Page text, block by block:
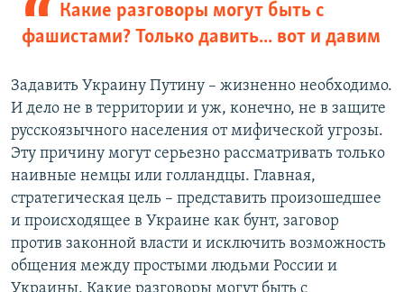
Какие разговоры могут быть с
фашистами? Только давить... вот и давим
Задавить Украину Путину – жизненно необходимо.
И дело не в территории и уж, конечно, не в защите
русскоязычного населения от мифической угрозы.
Эту причину могут серьезно рассматривать только
наивные немцы или голландцы. Главная,
стратегическая цель – представить произошедшее
и происходящее в Украине как бунт, заговор
против законной власти и исключить возможность
общения между простыми людьми России и